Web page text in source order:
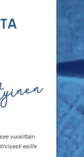
vuosittain
esille